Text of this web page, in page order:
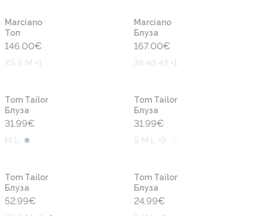
Marciano
Топ
146.00€
XS S M +1
Marciano
Блуза
167.00€
38 40 42 +1
Tom Tailor
Блуза
31.99€
M L
Tom Tailor
Блуза
31.99€
S M L +2
Tom Tailor
Блуза
52.99€
Tom Tailor
Блуза
24.99€